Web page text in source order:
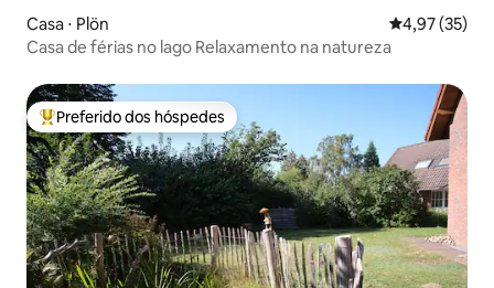
Casa ⋅ Plön 4,97 de uma
4,97 (35)
Casa de férias no lago Relaxamento na natureza
Entre os melhores preferidos dos hóspedes
Preferido dos hóspedes